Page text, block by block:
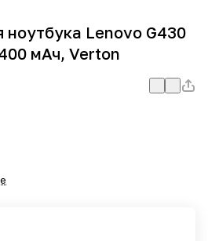
ноутбука Lenovo G430
мАч, Verton